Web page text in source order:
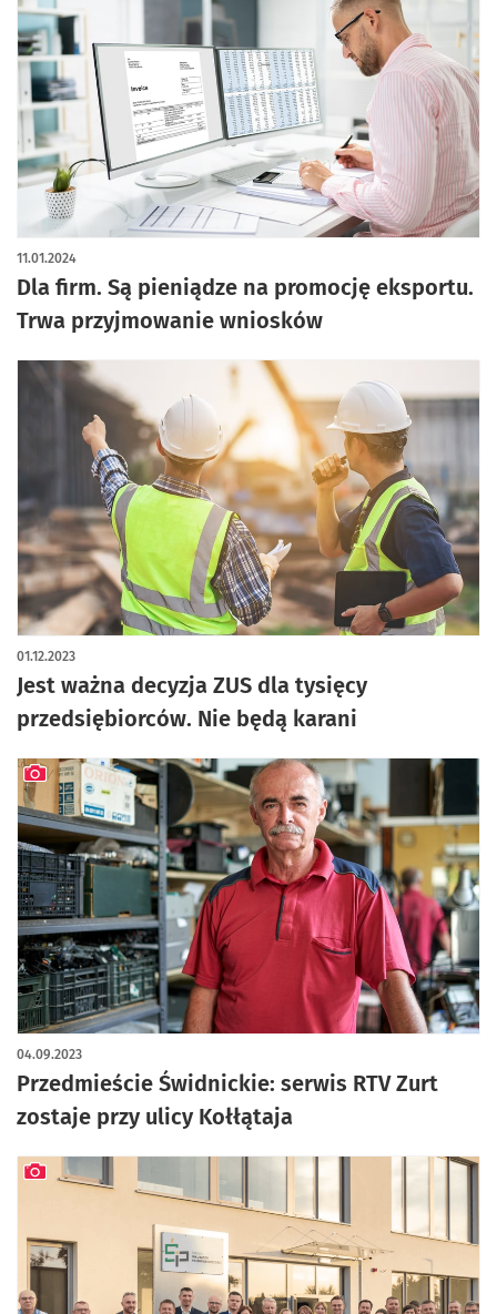
Dla firm. Są pieniądze na promocję eksportu.
Trwa przyjmowanie wniosków
11.01.2024
Jest ważna decyzja ZUS dla tysięcy
przedsiębiorców. Nie będą karani
01.12.2023
Przedmieście Świdnickie: serwis RTV Zurt
zostaje przy ulicy Kołłątaja
04.09.2023
artykuł z galerią zdjęć